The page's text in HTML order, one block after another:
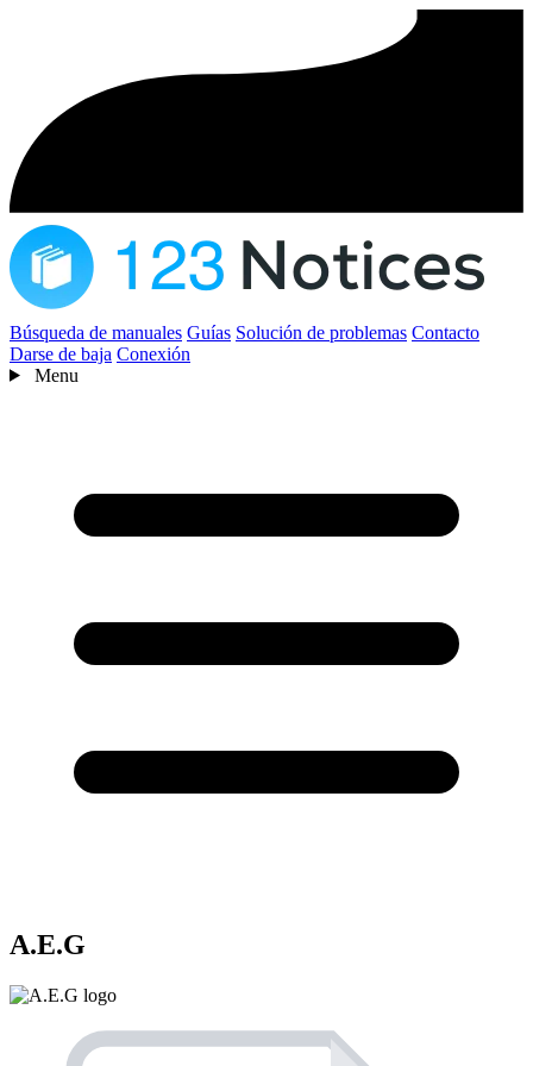
Búsqueda de manuales Guías Solución de problemas Contacto
Darse de baja Conexión
Menu
A.E.G